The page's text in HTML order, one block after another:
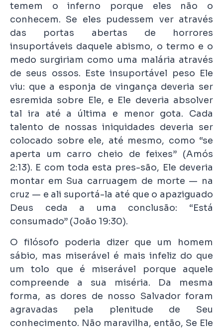
temem o inferno porque eles não o
conhecem. Se eles pudessem ver através
das portas abertas de horrores
insuportáveis daquele abismo, o termo e o
medo surgiriam como uma malária através
de seus ossos. Este insuportável peso Ele
viu: que a esponja de vingança deveria ser
esremida sobre Ele, e Ele deveria absolver
tal ira até a última e menor gota. Cada
talento de nossas iniquidades deveria ser
colocado sobre ele, até mesmo, como “se
aperta um carro cheio de feixes” (Amós
2:13). E com toda esta pres-são, Ele deveria
montar em Sua carruagem de morte — na
cruz — e ali suportá-la até que o apaziguado
Deus ceda a uma conclusão: “Está
consumado” (João 19:30).
O filósofo poderia dizer que um homem
sábio, mas miserável é mais infeliz do que
um tolo que é miserável porque aquele
compreende a sua miséria. Da mesma
forma, as dores de nosso Salvador foram
agravadas pela plenitude de Seu
conhecimento. Não maravilha, então, Se Ele